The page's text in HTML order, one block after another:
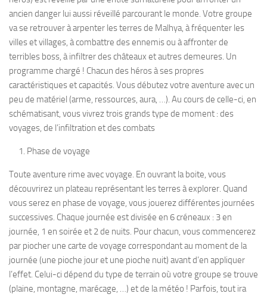
ancien danger lui aussi réveillé parcourant le monde. Votre groupe
va se retrouver à arpenter les terres de Malhya, à fréquenter les
villes et villages, à combattre des ennemis ou à affronter de
terribles boss, à infiltrer des châteaux et autres demeures. Un
programme chargé ! Chacun des héros à ses propres
caractéristiques et capacités. Vous débutez votre aventure avec un
peu de matériel (arme, ressources, aura, …). Au cours de celle-ci, en
schématisant, vous vivrez trois grands type de moment : des
voyages, de l’infiltration et des combats
Phase de voyage
Toute aventure rime avec voyage. En ouvrant la boite, vous
découvrirez un plateau représentant les terres à explorer. Quand
vous serez en phase de voyage, vous jouerez différentes journées
successives. Chaque journée est divisée en 6 créneaux : 3 en
journée, 1 en soirée et 2 de nuits. Pour chacun, vous commencerez
par piocher une carte de voyage correspondant au moment de la
journée (une pioche jour et une pioche nuit) avant d’en appliquer
l’effet. Celui-ci dépend du type de terrain où votre groupe se trouve
(plaine, montagne, marécage, …) et de la météo ! Parfois, tout ira